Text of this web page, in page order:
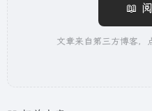
📖
文章来自第三方博客，